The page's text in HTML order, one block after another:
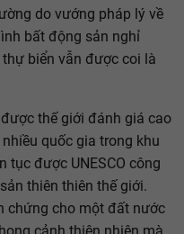
do vướng pháp lý về
bất động sản nghỉ
biển vẫn được coi là
thế giới đánh giá cao
quốc gia trong khu
tục được UNESCO công
thiên thiên thế giới.
chứng cho một đất nước